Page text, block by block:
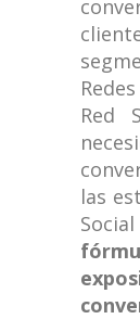
Red
las